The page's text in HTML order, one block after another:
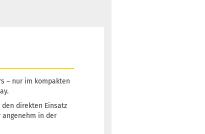
– nur im kompakten
direkten Einsatz
in der